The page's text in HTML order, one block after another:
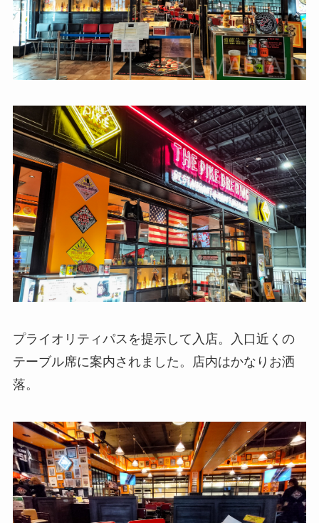
プライオリティパスを提示して入店。入口近くの
テーブル席に案内されました。店内はかなりお洒
落。